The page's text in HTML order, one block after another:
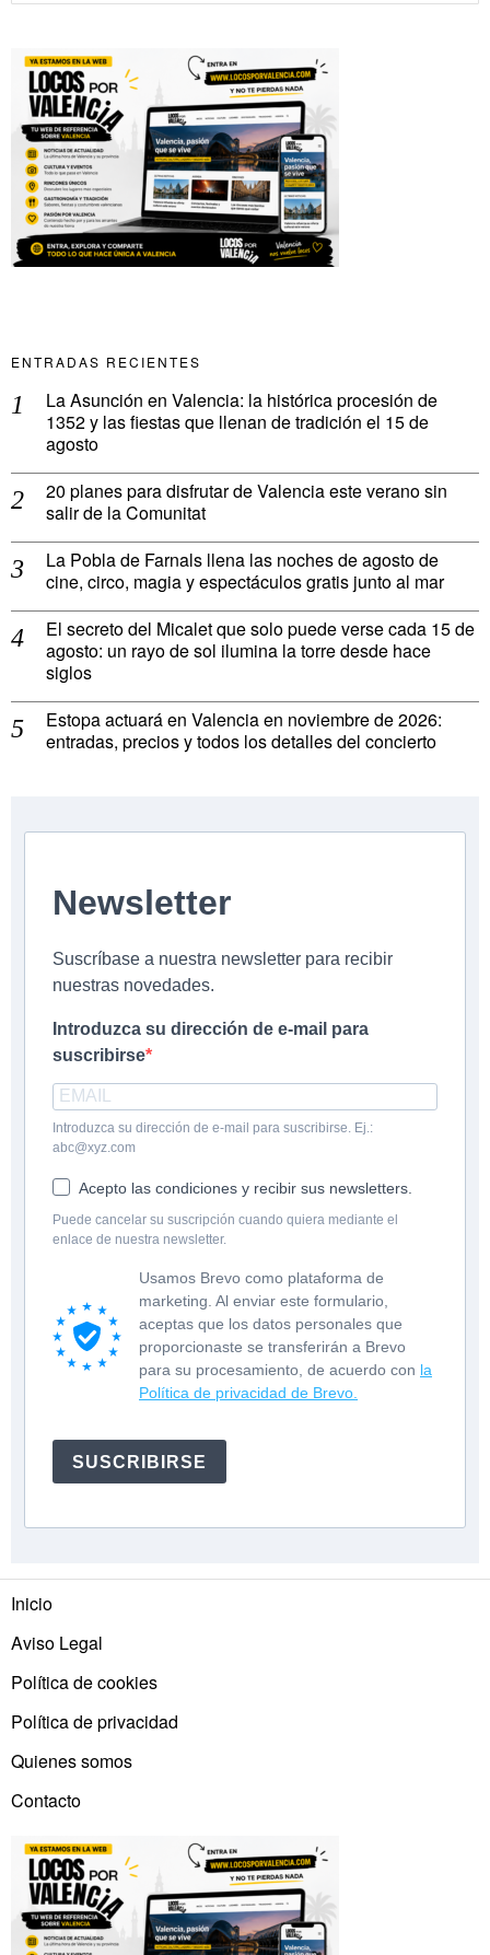
ENTRADAS RECIENTES
La Asunción en Valencia: la histórica procesión de
1352 y las fiestas que llenan de tradición el 15 de
agosto
20 planes para disfrutar de Valencia este verano sin
salir de la Comunitat
La Pobla de Farnals llena las noches de agosto de
cine, circo, magia y espectáculos gratis junto al mar
El secreto del Micalet que solo puede verse cada 15 de
agosto: un rayo de sol ilumina la torre desde hace
siglos
Estopa actuará en Valencia en noviembre de 2026:
entradas, precios y todos los detalles del concierto
Newsletter
Suscríbase a nuestra newsletter para recibir
nuestras novedades.
Introduzca su dirección de e-mail para
suscribirse
Introduzca su dirección de e-mail para suscribirse. Ej.:
abc@xyz.com
Acepto las condiciones y recibir sus newsletters.
Puede cancelar su suscripción cuando quiera mediante el
enlace de nuestra newsletter.
Usamos Brevo como plataforma de
marketing. Al enviar este formulario,
aceptas que los datos personales que
proporcionaste se transferirán a Brevo
para su procesamiento, de acuerdo con la
Política de privacidad de Brevo.
SUSCRIBIRSE
Inicio
Aviso Legal
Política de cookies
Política de privacidad
Quienes somos
Contacto